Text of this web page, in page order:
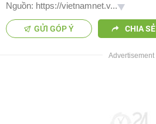
Nguồn: https://vietnamnet.v...
GỬI GÓP Ý CHIA SẺ